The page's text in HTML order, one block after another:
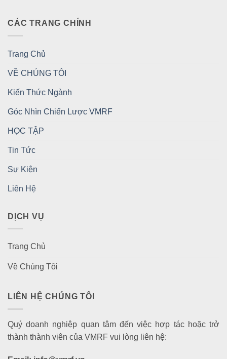
CÁC TRANG CHÍNH
Trang Chủ
VỀ CHÚNG TÔI
Kiến Thức Ngành
Góc Nhìn Chiến Lược VMRF
HỌC TẬP
Tin Tức
Sự Kiện
Liên Hệ
DỊCH VỤ
Trang Chủ
Về Chúng Tôi
LIÊN HỆ CHÚNG TÔI
Quý doanh nghiệp quan tâm đến việc hợp tác hoặc trở
thành thành viên của VMRF vui lòng liên hệ: